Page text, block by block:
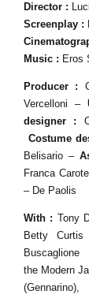
Director :
Screenplay :
Music : Eros
Producer :
Vercelloni –
designer
:
Costume
Belisario –
Franca
– De Paolis
With : Tony
Betty
the Modern